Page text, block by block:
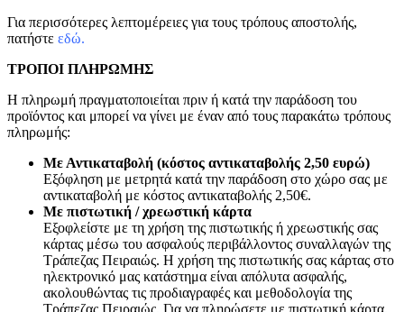
Για περισσότερες λεπτομέρειες για τους τρόπους αποστολής,
πατήστε εδώ.
ΤΡΟΠΟΙ ΠΛΗΡΩΜΗΣ
Η πληρωμή πραγματοποιείται πριν ή κατά την παράδοση του
προϊόντος και μπορεί να γίνει με έναν από τους παρακάτω τρόπους
πληρωμής:
Με Αντικαταβολή (κόστος αντικαταβολής 2,50 ευρώ)
Εξόφληση με μετρητά κατά την παράδοση στο χώρο σας με
αντικαταβολή με κόστος αντικαταβολής 2,50€.
Με πιστωτική / χρεωστική κάρτα
Εξοφλείστε με τη χρήση της πιστωτικής ή χρεωστικής σας
κάρτας μέσω του ασφαλούς περιβάλλοντος συναλλαγών της
Τράπεζας Πειραιώς. Η χρήση της πιστωτικής σας κάρτας στο
ηλεκτρονικό μας κατάστημα είναι απόλυτα ασφαλής,
ακολουθώντας τις προδιαγραφές και μεθοδολογία της
Τράπεζας Πειραιώς. Για να πληρώσετε με πιστωτική κάρτα,